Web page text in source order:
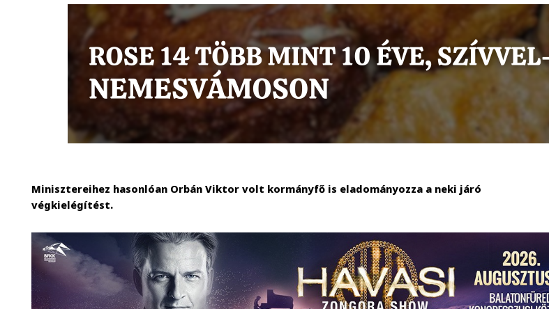
Minisztereihez hasonlóan Orbán Viktor volt kormányfő is eladományozza a neki járó
végkielégítést.